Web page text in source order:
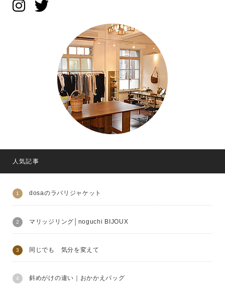
人気記事
dosaのラバリジャケット
マリッジリング│noguchi BIJOUX
同じでも 気分を変えて
斜めがけの違い｜おかかえバッグ